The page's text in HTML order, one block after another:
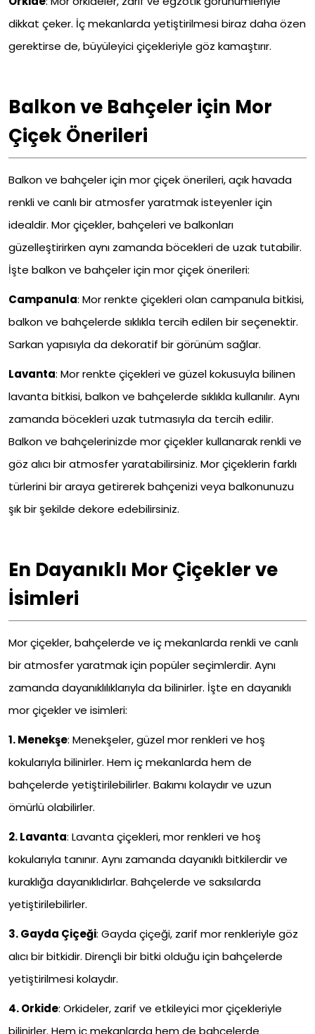
dikkat çeker. İç mekanlarda yetiştirilmesi biraz daha özen
gerektirse de, büyüleyici çiçekleriyle göz kamaştırır.
Balkon ve Bahçeler için Mor
Çiçek Önerileri
Balkon ve bahçeler için mor çiçek önerileri, açık havada
renkli ve canlı bir atmosfer yaratmak isteyenler için
idealdir. Mor çiçekler, bahçeleri ve balkonları
güzelleştirirken aynı zamanda böcekleri de uzak tutabilir.
İşte balkon ve bahçeler için mor çiçek önerileri:
Campanula: Mor renkte çiçekleri olan campanula bitkisi,
balkon ve bahçelerde sıklıkla tercih edilen bir seçenektir.
Sarkan yapısıyla da dekoratif bir görünüm sağlar.
Lavanta: Mor renkte çiçekleri ve güzel kokusuyla bilinen
lavanta bitkisi, balkon ve bahçelerde sıklıkla kullanılır. Aynı
zamanda böcekleri uzak tutmasıyla da tercih edilir.
Balkon ve bahçelerinizde mor çiçekler kullanarak renkli ve
göz alıcı bir atmosfer yaratabilirsiniz. Mor çiçeklerin farklı
türlerini bir araya getirerek bahçenizi veya balkonunuzu
şık bir şekilde dekore edebilirsiniz.
En Dayanıklı Mor Çiçekler ve
İsimleri
Mor çiçekler, bahçelerde ve iç mekanlarda renkli ve canlı
bir atmosfer yaratmak için popüler seçimlerdir. Aynı
zamanda dayanıklılıklarıyla da bilinirler. İşte en dayanıklı
mor çiçekler ve isimleri:
1.Menekşe: Menekşeler, güzel mor renkleri ve hoş
kokularıyla bilinirler. Hem iç mekanlarda hem de
bahçelerde yetiştirilebilirler. Bakımı kolaydır ve uzun
ömürlü olabilirler.
2.Lavanta: Lavanta çiçekleri, mor renkleri ve hoş
kokularıyla tanınır. Aynı zamanda dayanıklı bitkilerdir ve
kuraklığa dayanıklıdırlar. Bahçelerde ve saksılarda
yetiştirilebilirler.
3.Gayda Çiçeği: Gayda çiçeği, zarif mor renkleriyle göz
alıcı bir bitkidir. Dirençli bir bitki olduğu için bahçelerde
yetiştirilmesi kolaydır.
4.Orkide: Orkideler, zarif ve etkileyici mor çiçekleriyle